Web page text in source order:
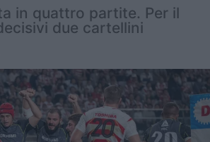
in quattro partite. Per il
due cartellini